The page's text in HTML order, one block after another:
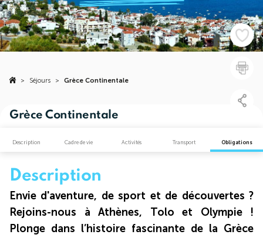
> Séjours > Grèce Continentale
Grèce Continentale
Description Cadre de vie Activités Transport Obligations
Description
Envie d'aventure, de sport et de découvertes ?
Rejoins-nous à Athènes, Tolo et Olympie !
Plonge dans l’histoire fascinante de la Grèce